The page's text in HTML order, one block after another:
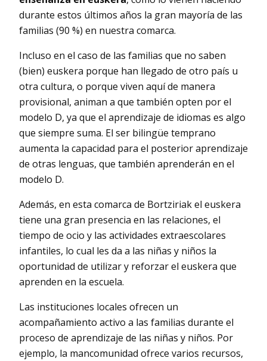
durante estos últimos años la gran mayoría de las
familias (90 %) en nuestra comarca.
Incluso en el caso de las familias que no saben
(bien) euskera porque han llegado de otro país u
otra cultura, o porque viven aquí de manera
provisional, animan a que también opten por el
modelo D, ya que el aprendizaje de idiomas es algo
que siempre suma. El ser bilingüe temprano
aumenta la capacidad para el posterior aprendizaje
de otras lenguas, que también aprenderán en el
modelo D.
Además, en esta comarca de Bortziriak el euskera
tiene una gran presencia en las relaciones, el
tiempo de ocio y las actividades extraescolares
infantiles, lo cual les da a las niñas y niños la
oportunidad de utilizar y reforzar el euskera que
aprenden en la escuela.
Las instituciones locales ofrecen un
acompañamiento activo a las familias durante el
proceso de aprendizaje de las niñas y niños. Por
ejemplo, la mancomunidad ofrece varios recursos,